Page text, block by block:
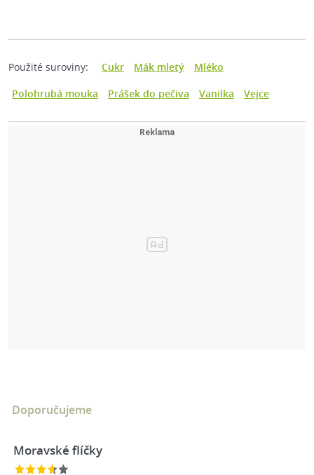
Použité suroviny: Cukr Mák mletý
Mléko
Polohrubá mouka
Prášek do pečiva Vanilka Vejce
Doporučujeme
Moravské flíčky